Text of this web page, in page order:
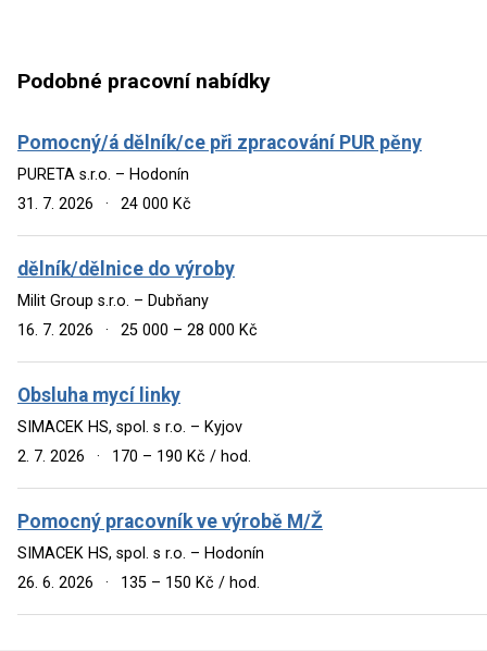
Podobné pracovní nabídky
Pomocný/á dělník/ce při zpracování PUR pěny
PURETA s.r.o. – Hodonín
31. 7. 2026
· 24 000 Kč
dělník/dělnice do výroby
Milit Group s.r.o. – Dubňany
16. 7. 2026
· 25 000 – 28 000 Kč
Obsluha mycí linky
SIMACEK HS, spol. s r.o. – Kyjov
2. 7. 2026
· 170 – 190 Kč / hod.
Pomocný pracovník ve výrobě M/Ž
SIMACEK HS, spol. s r.o. – Hodonín
26. 6. 2026
· 135 – 150 Kč / hod.